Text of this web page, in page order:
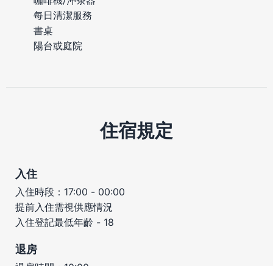
每日清潔服務
書桌
陽台或庭院
住宿規定
入住
入住時段：17:00 - 00:00
提前入住需視供應情況
入住登記最低年齡 - 18
退房